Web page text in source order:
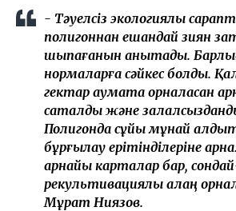
- Тәуелсіз экологиялық
полигоннан ешқандай зиян
шықпағанын анықтады.
нормаларға сәйкес болды.
гектар аумақта орналасқан
сақталды және
Полигонда сұйық мұнай
бұрғылау ерітінділеріне
арнайы карталар бар,
рекультивациялық алаң
Мұрат Ниязов.